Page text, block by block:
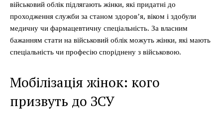
військовий облік підлягають жінки, які придатні до
проходження служби за станом здоровʼя, віком і здобули
медичну чи фармацевтичну спеціальність. За власним
бажанням стати на військовий облік можуть жінки, які мають
спеціальність чи професію споріднену з військовою.
Мобілізація жінок: кого
призвуть до ЗСУ